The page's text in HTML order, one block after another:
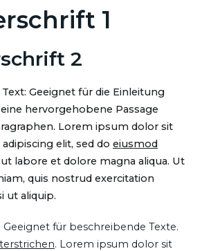
1
2
Geeignet für die Einleitung
hervorgehobene Passage
Lorem ipsum dolor sit
elit, sed do eiusmod
labore et dolore magna aliqua. Ut
quis nostrud exercitation
ut aliquip.
für beschreibende Texte.
. Lorem ipsum dolor sit